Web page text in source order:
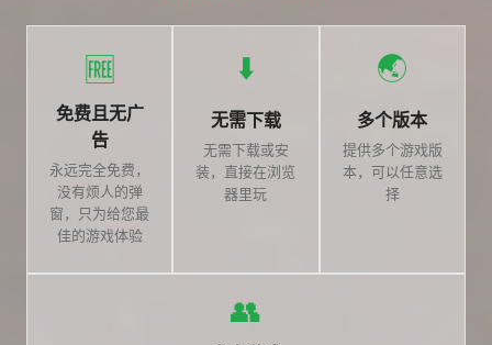
🆓
免费且无广
告
永远完全免费，
没有烦人的弹
窗，只为给您最
佳的游戏体验
⬇️
无需下载
无需下载或安
装，直接在浏览
器里玩
🌏
多个版本
提供多个游戏版
本，可以任意选
择
👥